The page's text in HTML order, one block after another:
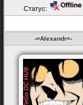
Статус:
-=Alexandr=-